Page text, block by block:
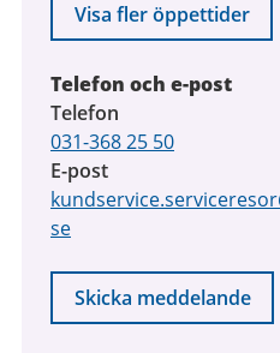
Visa fler öppettider
Telefon och e-post
Telefon
031-368 25 50
E-post
se
Skicka meddelande